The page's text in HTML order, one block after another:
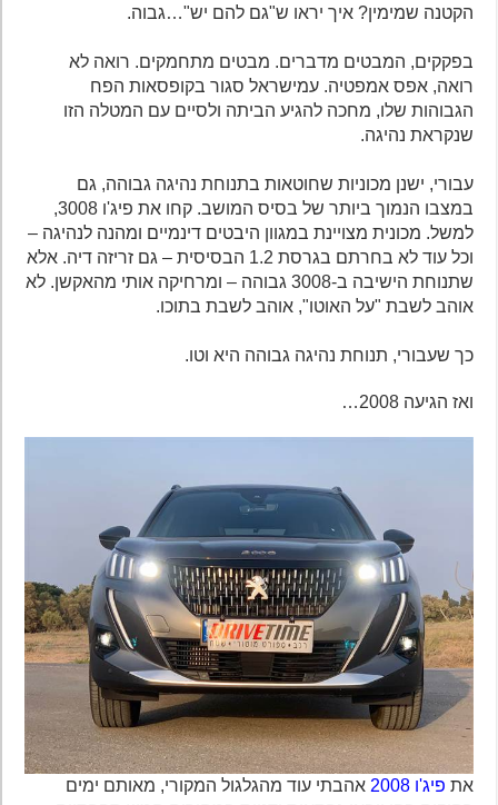
הקטנה שמימין? איך יראו ש"גם להם יש"…גבוה.
בפקקים, המבטים מדברים. מבטים מתחמקים. רואה לא
רואה, אפס אמפטיה. עמישראל סגור בקופסאות הפח
הגבוהות שלו, מחכה להגיע הביתה ולסיים עם המטלה הזו
שנקראת נהיגה.
עבורי, ישנן מכוניות שחוטאות בתנוחת נהיגה גבוהה, גם
במצבו הנמוך ביותר של בסיס המושב. קחו את פיג'ו 3008,
למשל. מכונית מצויינת במגוון היבטים דינמיים ומהנה לנהיגה –
וכל עוד לא בחרתם בגרסת 1.2 הבסיסית – גם זריזה דיה. אלא
שתנוחת הישיבה ב-3008 גבוהה – ומרחיקה אותי מהאקשן. לא
אוהב לשבת "על האוטו", אוהב לשבת בתוכו.
כך שעבורי, תנוחת נהיגה גבוהה היא וטו.
ואז הגיעה 2008…
אתפיג'ו 2008
אהבתי עוד מהגלגול המקורי, מאותם ימים